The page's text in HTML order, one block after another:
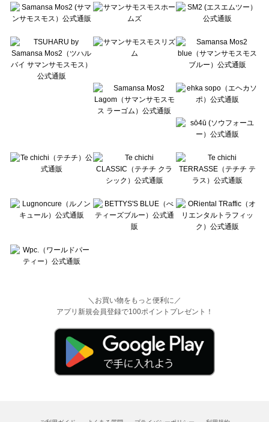
Te chichi（テチチ）のオールインワン一覧
Te chichi CLASSIC（テチチ クラシック）のオールインワン一覧
Lugnoncure（ルノンキュール）のオールインワン一覧
BETTY'S BLUE（べティーズブルー）のオールインワン一覧
Wpc.（ワールドパーティー）のオールインワン一覧
＼お買い物をもっと便利に／
アプリ新規会員登録で100ポイントプレゼント！